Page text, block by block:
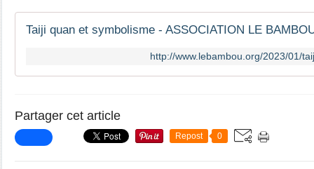
http://www.lebambou.org/2023/01/
Partager cet article
Repost 0